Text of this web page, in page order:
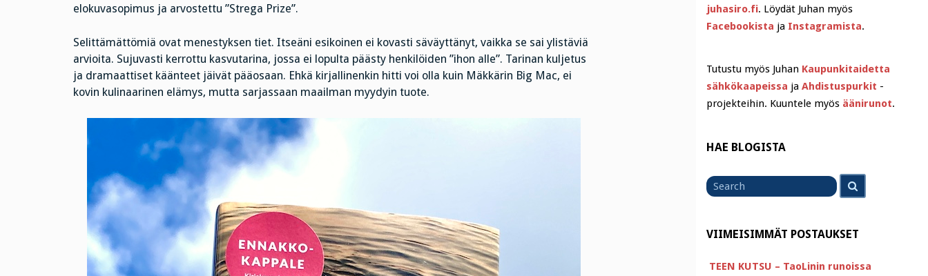
elokuvasopimus ja arvostettu ”Strega Prize”.
Selittämättömiä ovat menestyksen tiet. Itseäni esikoinen ei kovasti säväyttänyt, vaikka se sai ylistäviä
arvioita. Sujuvasti kerrottu kasvutarina, jossa ei lopulta päästy henkilöiden ”ihon alle”. Tarinan kuljetus
ja dramaattiset käänteet jäivät pääosaan. Ehkä kirjallinenkin hitti voi olla kuin Mäkkärin Big Mac, ei
kovin kulinaarinen elämys, mutta sarjassaan maailman myydyin tuote.
juhasiro.fi. Löydät Juhan myös
Facebookista ja Instagramista.
Tutustu myös Juhan Kaupunkitaidetta
sähkökaapeissa ja Ahdistuspurkit -
projekteihin. Kuuntele myös äänirunot.
HAE BLOGISTA
for
VIIMEISIMMÄT POSTAUKSET
TEEN KUTSU – TaoLinin runoissa